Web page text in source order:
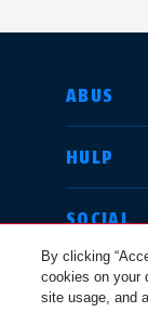
ABUS
HULP
SOCIAL
LAND
By clicking
cookies on your
site usage, and